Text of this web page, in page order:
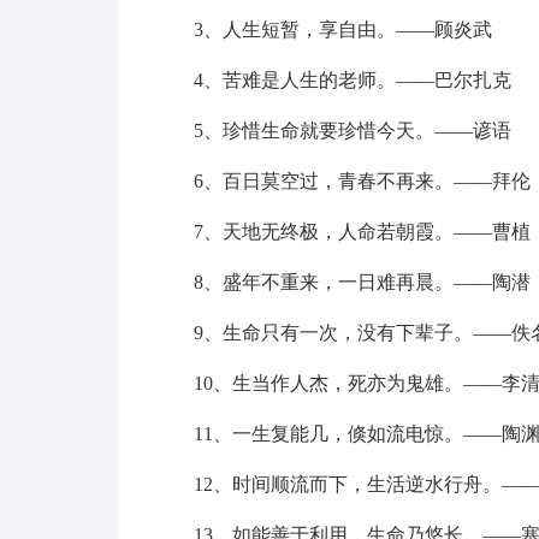
3、人生短暂，享自由。——顾炎武
4、苦难是人生的老师。——巴尔扎克
5、珍惜生命就要珍惜今天。——谚语
6、百日莫空过，青春不再来。——拜伦
7、天地无终极，人命若朝霞。——曹植
8、盛年不重来，一日难再晨。——陶潜
9、生命只有一次，没有下辈子。——佚
10、生当作人杰，死亦为鬼雄。——李
11、一生复能几，倏如流电惊。——陶
12、时间顺流而下，生活逆水行舟。
13、如能善于利用，生命乃悠长。——